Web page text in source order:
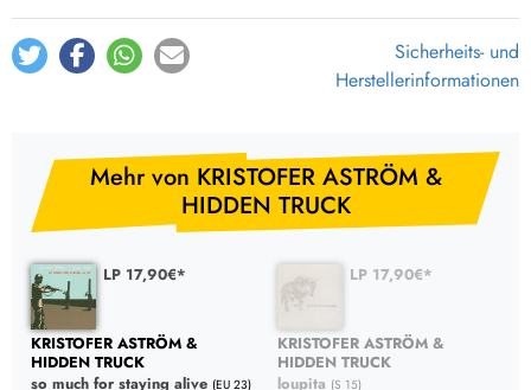
Sicherheits- und
Herstellerinformationen
Mehr von KRISTOFER ASTRÖM &
HIDDEN TRUCK
LP 17,90€*
KRISTOFER ASTRÖM &
HIDDEN TRUCK
so much for staying alive (EU 23)
LP 17,90€*
KRISTOFER ASTRÖM &
HIDDEN TRUCK
loupita (S 15)